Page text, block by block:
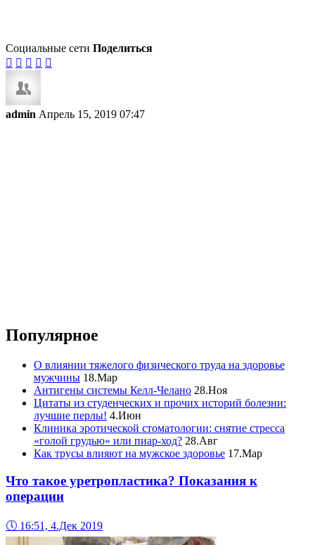
Социальные сети Поделиться
    
admin Апрель 15, 2019 07:47
Популярное
О влиянии тяжелого физического труда на здоровье
мужчины 18.Мар
Антигены системы Келл-Челано 28.Ноя
Цитаты из студенческих и прочих историй болезни:
лучшие перлы! 4.Июн
Клиника эротической стоматологии: снятие стресса
«голой грудью» или пиар-ход? 28.Авг
Как трусы влияют на мужское здоровье 17.Мар
Что такое уретропластика? Показания к
операции
🕔 16:51, 4.Дек 2019